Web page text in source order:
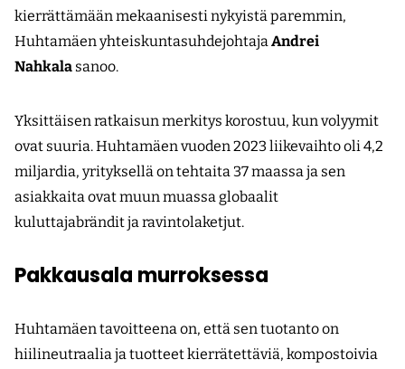
kierrättämään mekaanisesti nykyistä paremmin,
Huhtamäen yhteiskuntasuhdejohtajaAndrei
Nahkala sanoo.
Yksittäisen ratkaisun merkitys korostuu, kun volyymit
ovat suuria. Huhtamäen vuoden 2023 liikevaihto oli 4,2
miljardia, yrityksellä on tehtaita 37 maassa ja sen
asiakkaita ovat muun muassa globaalit
kuluttajabrändit ja ravintolaketjut.
Pakkausala murroksessa
Huhtamäen tavoitteena on, että sen tuotanto on
hiilineutraalia ja tuotteet kierrätettäviä, kompostoivia